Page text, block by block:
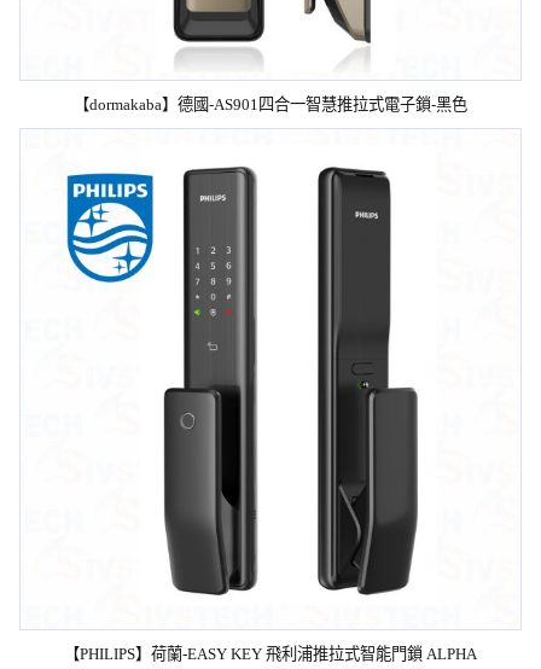
【dormakaba】德國-AS901四合一智慧推拉式電子鎖-黑色
【PHILIPS】荷蘭-EASY KEY 飛利浦推拉式智能門鎖 ALPHA